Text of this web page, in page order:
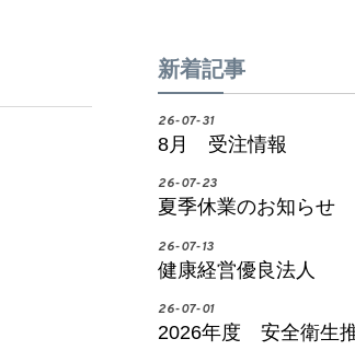
新着記事
26-07-31
8月 受注情報
26-07-23
夏季休業のお知らせ
26-07-13
健康経営優良法人
26-07-01
2026年度 安全衛生